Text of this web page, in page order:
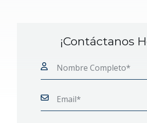
¡Contáctanos